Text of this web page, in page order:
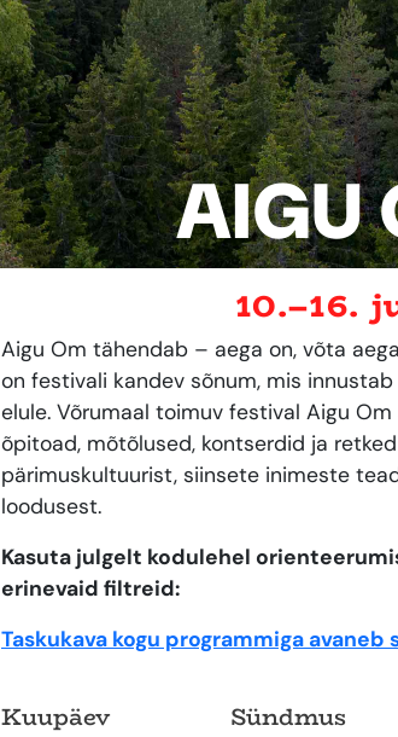
AIGU
10.–16.
Aigu Om tähendab – aega on, võta
on festivali kandev sõnum, mis
elule. Võrumaal toimuv festival Aigu
õpitoad, mõtõlused, kontserdid ja
pärimuskultuurist, siinsete inimeste
loodusest.
Kasuta julgelt kodulehel
erinevaid filtreid:
Taskukava kogu programmiga avaneb
Kuupäev Sündmus